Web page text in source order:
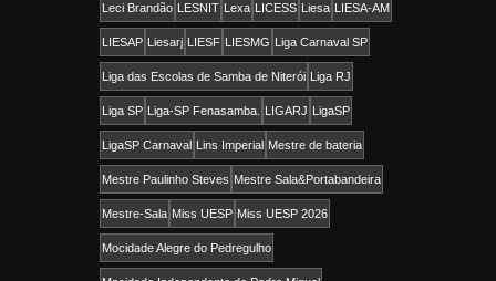
Leci Brandão LESNIT Lexa LICESS Liesa LIESA-AM
LIESAP Liesarj LIESF LIESMG Liga Carnaval SP
Liga das Escolas de Samba de Niterói Liga RJ
Liga SP Liga-SP Fenasamba. LIGARJ LigaSP
LigaSP Carnaval Lins Imperial Mestre de bateria
Mestre Paulinho Steves Mestre Sala&Portabandeira
Mestre-Sala Miss UESP Miss UESP 2026
Mocidade Alegre do Pedregulho